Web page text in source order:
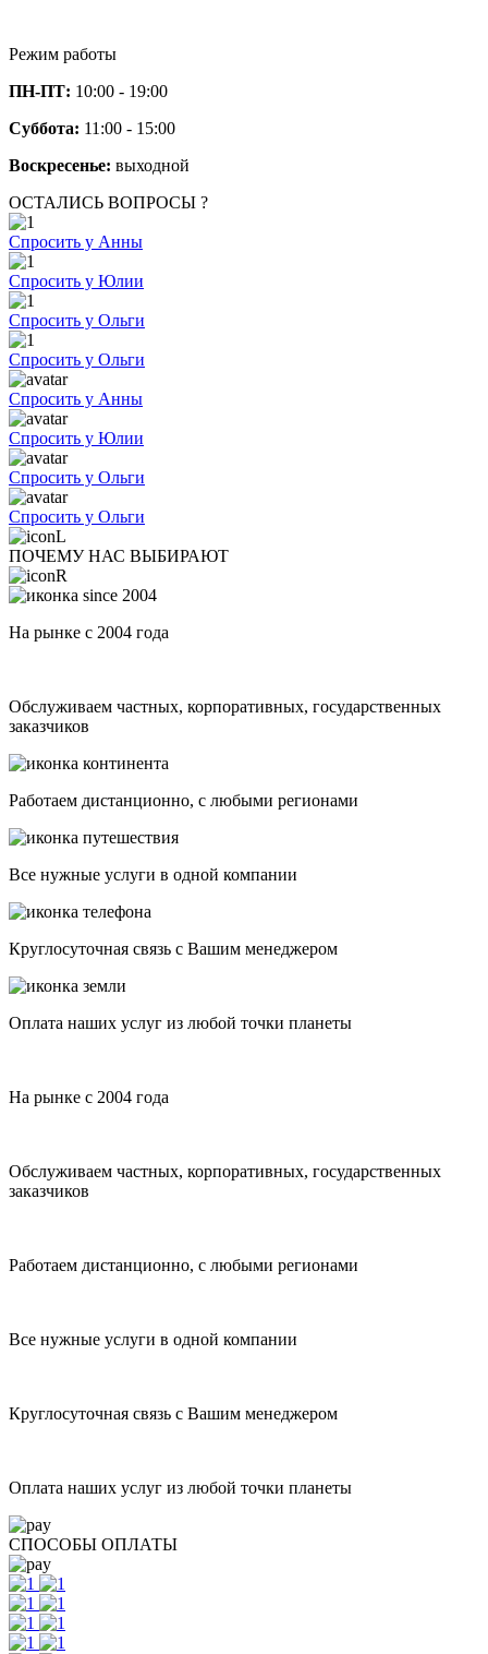
Режим работы
ПН-ПТ: 10:00 - 19:00
Суббота: 11:00 - 15:00
Воскресенье: выходной
ОСТАЛИСЬ ВОПРОСЫ ?
Спросить у Анны
Спросить у Юлии
Спросить у Ольги
Спросить у Ольги
Спросить у Анны
Спросить у Юлии
Спросить у Ольги
Спросить у Ольги
ПОЧЕМУ НАС ВЫБИРАЮТ
На рынке с 2004 года
Обслуживаем частных, корпоративных, государственных
заказчиков
Работаем дистанционно, с любыми регионами
Все нужные услуги в одной компании
Круглосуточная связь с Вашим менеджером
Оплата наших услуг из любой точки планеты
На рынке с 2004 года
Обслуживаем частных, корпоративных, государственных
заказчиков
Работаем дистанционно, с любыми регионами
Все нужные услуги в одной компании
Круглосуточная связь с Вашим менеджером
Оплата наших услуг из любой точки планеты
СПОСОБЫ ОПЛАТЫ